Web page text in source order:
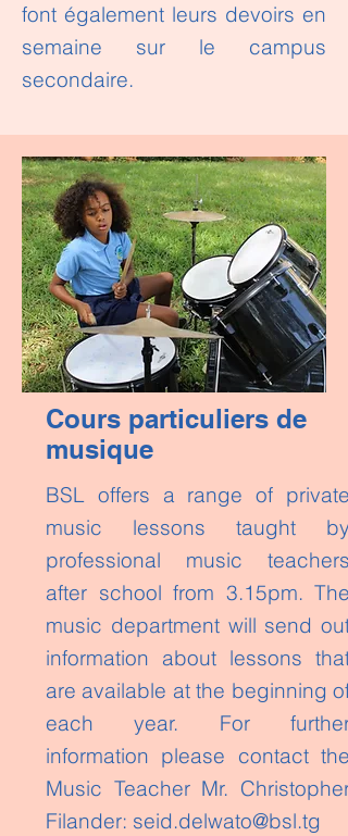
font également leurs devoirs en
semaine sur le campus
secondaire.
Cours particuliers de
musique
BSL offers a range of private
music lessons taught by
professional music teachers
after school from 3.15pm. The
music department will send out
information about lessons that
are available at the beginning of
each year. For further
information please contact the
Music Teacher Mr. Christopher
Filander: seid.delwato@bsl.tg